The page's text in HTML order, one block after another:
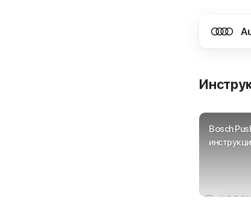
Bosch